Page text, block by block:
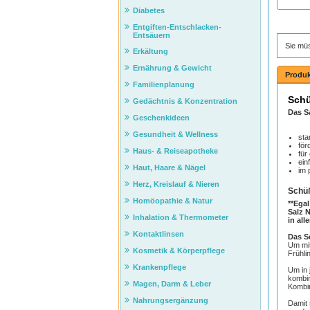
Sie
Das
für
im
Salz
in
Das
Um
Um in
Damit
Diabetes
Entgiften-Entschlacken-
Entsäuern
Erkältung
Ernährung & Gewicht
Familienplanung
Gedächtnis & Konzentration
Geschenkideen
Gesundheit & Wellness
Haus- & Reiseapotheke
Haut, Haare & Nägel
Herz, Kreislauf & Nieren
Homöopathie & Natur
Inhalation & Thermometer
Kontaktlinsen
Kosmetik & Körperpflege
Krankenpflege
Magen, Darm & Leber
Nahrungsergänzung